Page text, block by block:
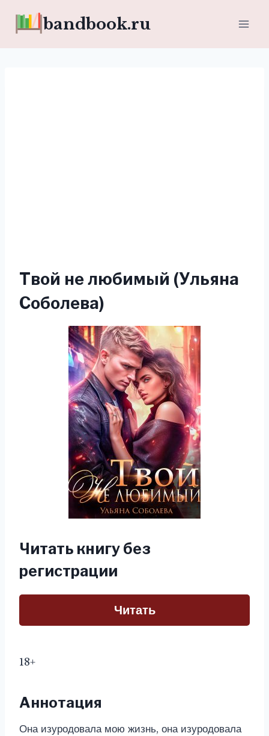
bandbook.ru
Твой не любимый (Ульяна
Соболева)
Читать книгу без
регистрации
Читать
18+
Аннотация
Она изуродовала мою жизнь, она изуродовала